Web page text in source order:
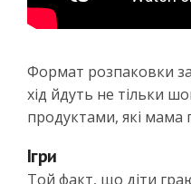
Формат розпаковки
хід йдуть не тільки
продуктами, які мама
Ігри
Той факт, що діти